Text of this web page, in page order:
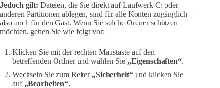
Jedoch gilt: Dateien, die Sie direkt auf Laufwerk C: oder
anderen Partitionen ablegen, sind für alle Konten zugänglich –
also auch für den Gast. Wenn Sie solche Ordner schützen
möchten, gehen Sie wie folgt vor:
Klicken Sie mit der rechten Maustaste auf den
betreffenden Ordner und wählen Sie „Eigenschaften“.
Wechseln Sie zum Reiter „Sicherheit“ und klicken Sie
auf „Bearbeiten“.